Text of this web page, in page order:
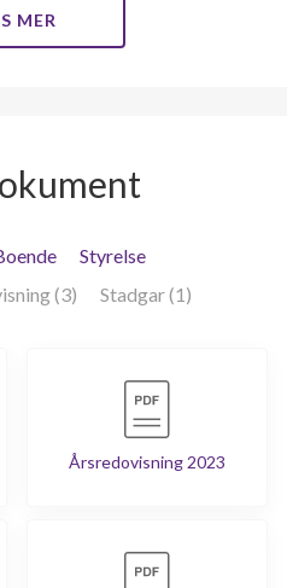
MER
Styrelse
(3) Stadgar (1)
Årsredovisning 2023